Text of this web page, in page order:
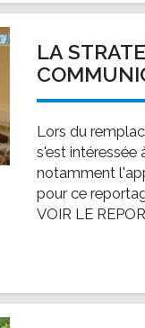
LA
Lors du
s'est intéressée
notamment
pour ce
VOIR LE